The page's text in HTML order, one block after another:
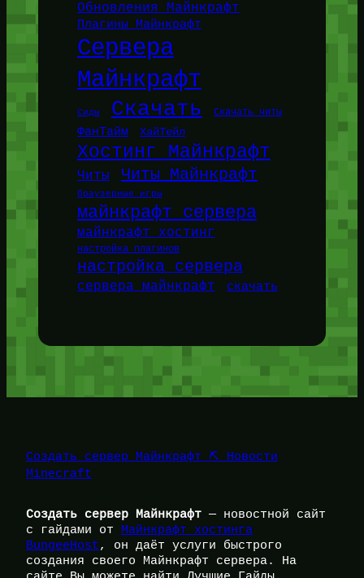
Обновления Майнкрафт
Плагины Майнкрафт
Сервера
Майнкрафт
Сиды Скачать Скачать читы
ФанТайм ХайТейл
Хостинг Майнкрафт
Читы Читы Майнкрафт
браузерные игры
майнкрафт сервера
майнкрафт хостинг
настройка плагинов
настройка сервера
сервера майнкрафт скачать
Создать сервер Майнкрафт ⛏️ Новости
Minecraft
Создать сервер Майнкрафт — новостной сайт
с гайдами от Майнкрафт хостинга
BungeeHost, он даёт услуги быстрого
создания своего Майнкрафт сервера. На